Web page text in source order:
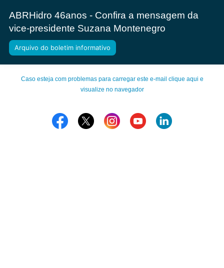
ABRHidro 46anos - Confira a mensagem da
vice-presidente Suzana Montenegro
Arquivo do boletim informativo
Caso esteja com problemas para carregar este e-mail clique aqui e
visualize no navegador